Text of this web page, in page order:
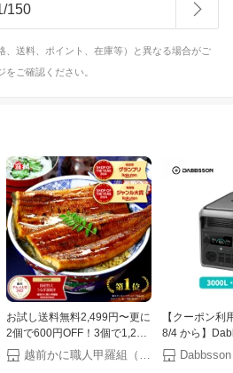
/150
送料、ポイント、在庫等）と異なる場合がご
ご確認ください。
お試し送料無料2,499円〜更に
2個で600円OFF！3個で1,200
円OFF！4個で2,000円OFF！
楽天グルメ大賞受賞！楽天1位
越前かに職人甲羅組（DENSHOKU）
【クーポン利
8/4 から】
ポータブル電
半固体リン酸
Dabbsson